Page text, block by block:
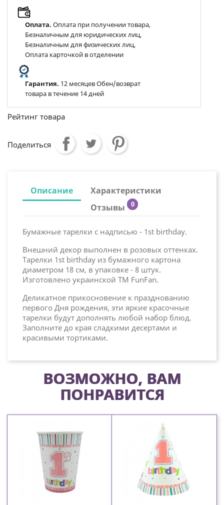
Оплата. Оплата при получении товара,
Безналичным для юридических лиц,
Безналичным для физических лиц,
Оплата карточкой в отделении
Гарантия. 12 месяцев Обен/возврат
товара в течение 14 дней
Рейтинг товара
Поделиться
Описание
Характеристики
Отзывы
0
Бумажные тарелки с надписью - 1st birthday.
Внешний декор выполнен в розовых оттенках.
Тарелки 1st birthday из бумажного картона
диаметром 18 см, в упаковке - 8 штук.
Изготовлено украинской ТМ FunFan.
Деликатное прикосновение к празднованию
первого Дня рождения, эти яркие красочные
тарелки будут дополнять любой набор блюд.
Заполните до края сладкими десертами и
красивыми тортиками.
ВОЗМОЖНО, ВАМ
ПОНРАВИТСЯ